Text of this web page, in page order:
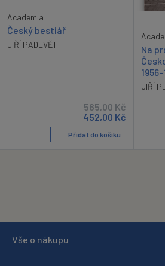
Academia
Český bestiář
JIŘÍ PADEVĚT
565,00Kč
452,00 Kč
Přidat do košíku
Na
JIŘÍ
Vše o nákupu